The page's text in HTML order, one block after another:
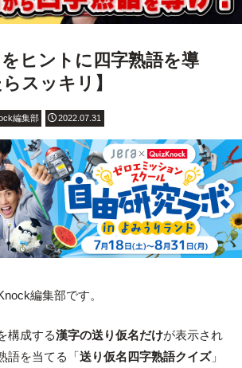
をヒントに四字熟語を導
スッキリ】
編集部 2022.07.31
編集部です。
構成する漢字の送り仮名だけが表示され
語を当てる「送り仮名四字熟語クイズ」